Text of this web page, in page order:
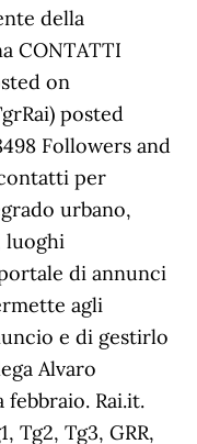
della
CONTATTI
on
posted
Followers and
per
urbano,
luoghi
di annunci
agli
e di gestirlo
Alvaro
Rai.it.
Tg2, Tg3, GRR,